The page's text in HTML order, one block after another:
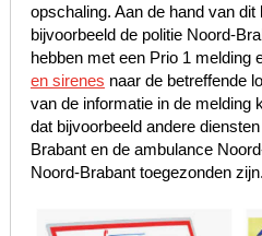
opschaling. Aan de hand van
bijvoorbeeld de politie Noord-
hebben met een Prio 1 melding
en sirenes naar de betreffende
van de informatie in de melding
dat bijvoorbeeld andere
Brabant en de ambulance
Noord-Brabant toegezonden zijn.